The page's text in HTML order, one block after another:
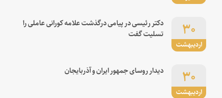
اردیبهشت
۳۰
دکتر رئیسی در پیامی درگذشت علامه کورانی عاملی را
تسلیت گفت
اردیبهشت
۳۰ دیدار روسای جمهور ایران و آذربایجان